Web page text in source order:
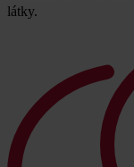
látky.